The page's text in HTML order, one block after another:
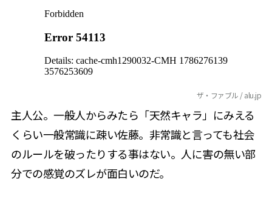
ザ・ファブル / alu.jp
主人公。一般人からみたら「天然キャラ」にみえる
くらい一般常識に疎い佐藤。非常識と言っても社会
のルールを破ったりする事はない。人に害の無い部
分での感覚のズレが面白いのだ。